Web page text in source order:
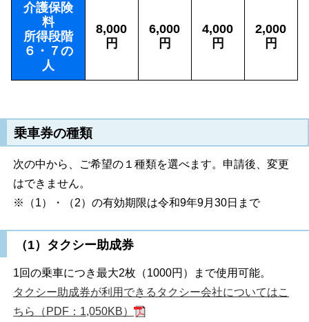
介護保険
料
所得段階
６・７の
人
8,000
円
6,000
円
4,000
円
2,000
円
乗車券の種類
次の中から、ご希望の１種類を選べます。申請後、変更
はできません。
※（1）・（2）の有効期限は令和9年9月30日まで
（1）タクシー助成券
1回の乗車につき最大2枚（1000円）まで使用可能。
タクシー助成券が利用できるタクシー会社についてはこ
ちら（PDF：1,050KB）